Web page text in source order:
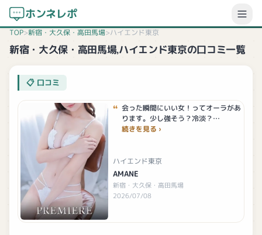
ホンネレポ
TOP>新宿・大久保・高田馬場>ハイエンド東京
新宿・大久保・高田馬場,ハイエンド東京の口コミ一覧
口コミ
会った瞬間にいい女！ってオーラがあ
ります。少し強そう？冷淡？…
続きを見る
ハイエンド東京
AMANE
新宿・大久保・高田馬場
2026/07/08